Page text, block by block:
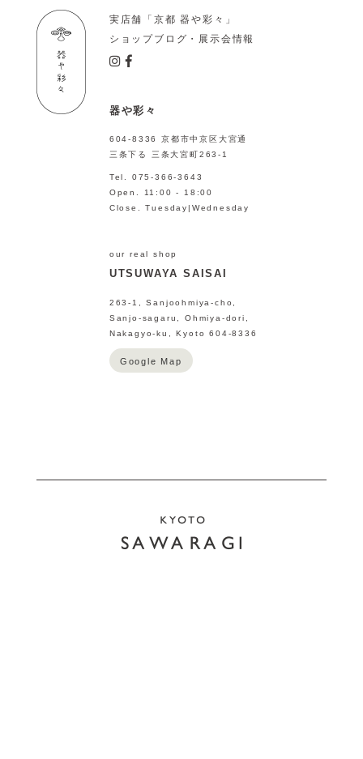
実店舗「京都 器や彩々」
ショップブログ・展示会情報
器や彩々
604-8336 京都市中京区大宮通
三条下る 三条大宮町263-1
Tel. 075-366-3643
Open. 11:00 - 18:00
Close. Tuesday|Wednesday
our real shop
UTSUWAYA SAISAI
263-1, Sanjoohmiya-cho,
Sanjo-sagaru, Ohmiya-dori,
Nakagyo-ku, Kyoto 604-8336
Google Map